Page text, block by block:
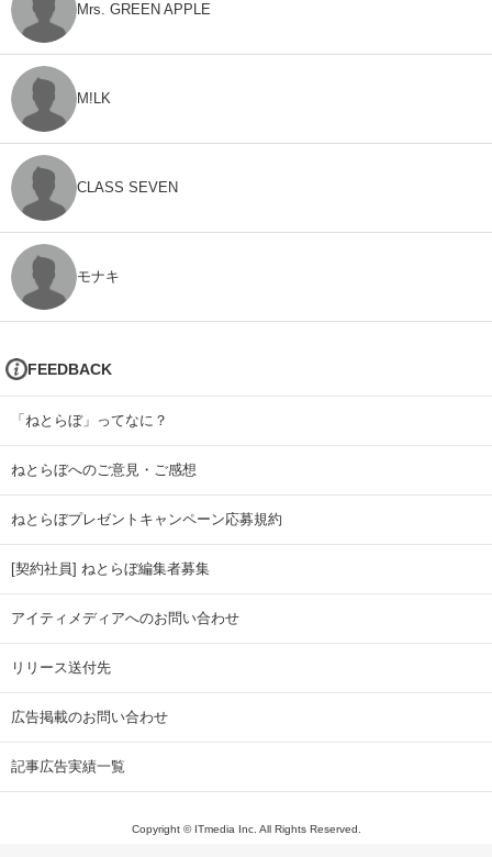
Mrs. GREEN APPLE
M!LK
CLASS SEVEN
モナキ
FEEDBACK
「ねとらぼ」ってなに？
ねとらぼへのご意見・ご感想
ねとらぼプレゼントキャンペーン応募規約
[契約社員] ねとらぼ編集者募集
アイティメディアへのお問い合わせ
リリース送付先
広告掲載のお問い合わせ
記事広告実績一覧
Copyright © ITmedia Inc. All Rights Reserved.